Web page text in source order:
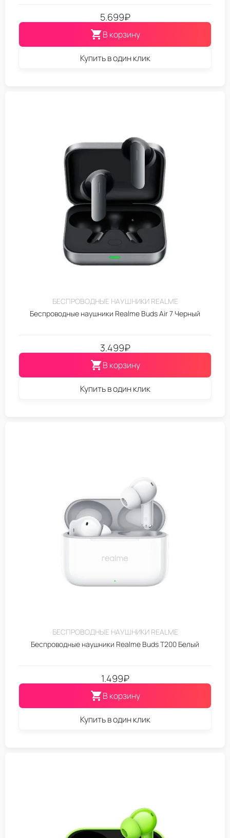
5.699₽
В корзину
Купить в один клик
БЕСПРОВОДНЫЕ НАУШНИКИ REALME
Беспроводные наушники Realme Buds Air 7 Черный
3.499₽
В корзину
Купить в один клик
БЕСПРОВОДНЫЕ НАУШНИКИ REALME
Беспроводные наушники Realme Buds T200 Белый
1.499₽
В корзину
Купить в один клик